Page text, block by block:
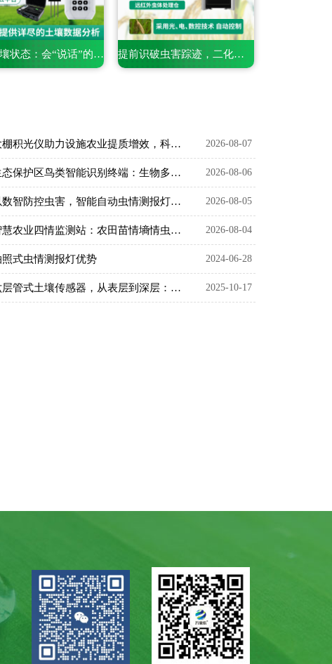
解锁土壤状态：会“说话”的电导率含盐量测定仪 提前识破虫害踪迹，二化螟虫害监测系统的精准捕捉之道
大棚积光仪助力设施农业提质增效，科学把控作物光照环境 2026-08-07
生态保护区鸟类智能识别终端：生物多样性保护智能监测设备 2026-08-06
以数智防控虫害，智能自动虫情测报灯精准预判农林虫情 2026-08-05
智慧农业四情监测站：农田苗情墒情虫情灾情一体化监测设备 2026-08-04
照式虫情测报灯优势 2024-06-28
六层管式土壤传感器，从表层到深层：揭秘土壤监测的维度突破 2025-10-17